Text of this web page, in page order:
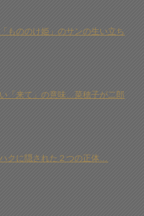
もののけ姫」のサンの生い立ち
い「来て」の意味…菜穂子が二郎
ハクに隠された２つの正体…